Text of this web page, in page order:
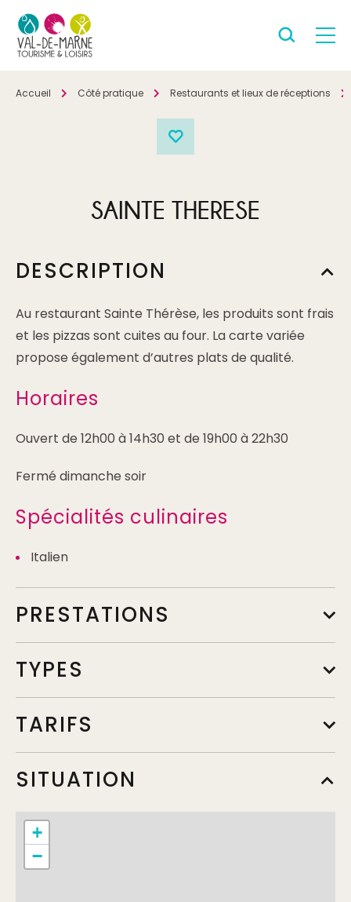
Accueil Côté pratique Restaurants et lieux de réceptions
SAINTE THERESE
DESCRIPTION
Au restaurant Sainte Thérèse, les produits sont frais
et les pizzas sont cuites au four. La carte variée
propose également d’autres plats de qualité.
Horaires
Ouvert de 12h00 à 14h30 et de 19h00 à 22h30
Fermé dimanche soir
Spécialités culinaires
Italien
PRESTATIONS
TYPES
TARIFS
SITUATION
+
−